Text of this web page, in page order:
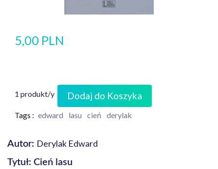
5,00 PLN
1 produkt/y Dodaj do Koszyka
Tags : edward lasu cień derylak
Autor: Derylak Edward
Tytuł: Cień lasu